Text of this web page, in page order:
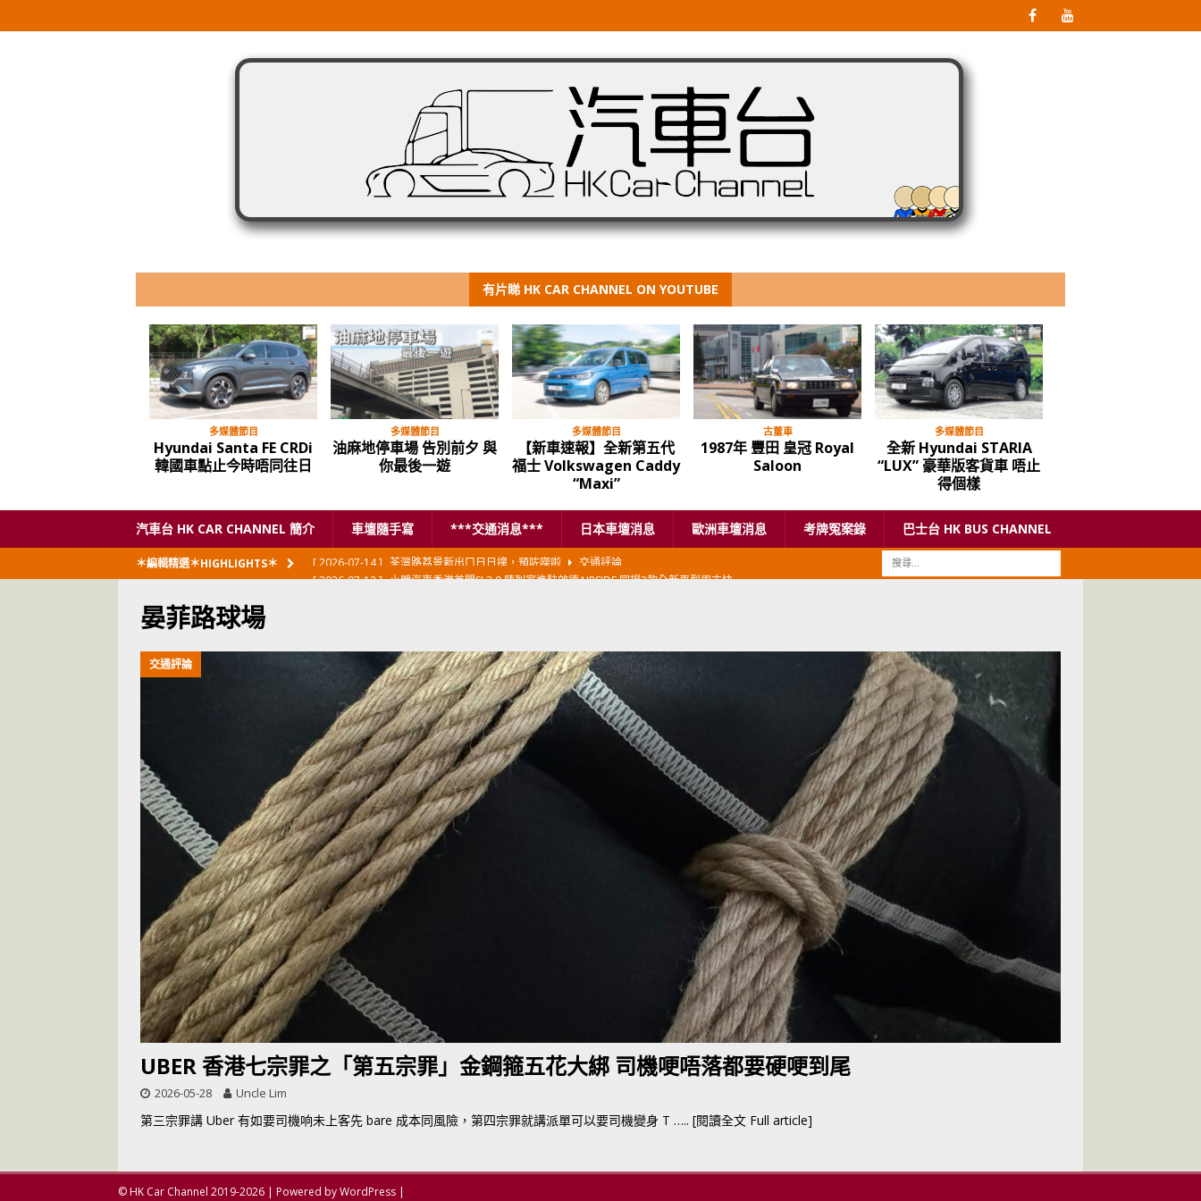
有片睇 HK CAR CHANNEL ON YOUTUBE
多媒體節目
Hyundai Santa FE CRDi
韓國車點止今時唔同往日
多媒體節目
油麻地停車場 告別前夕 與
你最後一遊
多媒體節目
【新車速報】全新第五代
福士 Volkswagen Caddy
“Maxi”
古董車
1987年 豐田 皇冠 Royal
Saloon
多媒體節目
全新 Hyundai STARIA
“LUX” 豪華版客貨車 唔止
得個樣
汽車台 HK CAR CHANNEL 簡介 車壇隨手寫 ***交通消息*** 日本車壇消息 歐洲車壇消息 考牌冤案錄 巴士台 HK BUS CHANNEL
＊編輯精選＊HIGHLIGHTS＊ [ 2026-07-12 ] 小鵬汽車香港首間SI 3.0 陳列室進駐啟德AIRSIDE 同場3款全新車型周末快
[ 2026-06-12 ] 「香港車仔展2026」再嚟喇
汽車模型玩具
[ 2026-06-08 ] 新加坡組屋區輕型商用車停車場減租
東南亞汽車
[ 2026-06-08 ] UBER 香港七宗罪之「第七宗罪」一切禍源，由抽盲盒開始
[ 2026-05-28 ] UBER 香港七宗罪之「第六宗罪」愛回家唔止回唔到家 跣司機勁過謝拉特
世紀一跣
交通評論
[ 2026-05-28 ] UBER 香港七宗罪之「第五宗罪」金鋼箍五花大綁 司機哽唔落都要硬哽到
尾
交通評論
[ 2026-05-27 ] 【英國】政府開放申請投入自動駕駛客運車輛服務業
運輸政策
[ 2026-05-24 ] UBER 香港七宗罪之「第四宗罪」Mission Impossible 但 Uber 唔止話之
你！
交通評論
[ 2026-07-14 ]
晏菲路球場
交通評論
UBER 香港七宗罪之「第五宗罪」金鋼箍五花大綁 司機哽唔落都要硬哽到尾
2026-05-28 Uncle Lim
第三宗罪講 Uber 有如要司機响未上客先 bare 成本同風險，第四宗罪就講派單可以要司機變身 T ….. [閱讀全文 Full article]
© HK Car Channel 2019-2026 | Powered by WordPress |